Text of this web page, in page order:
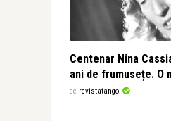
Centenar Nina
ani de frumusețe. O
de revistatango